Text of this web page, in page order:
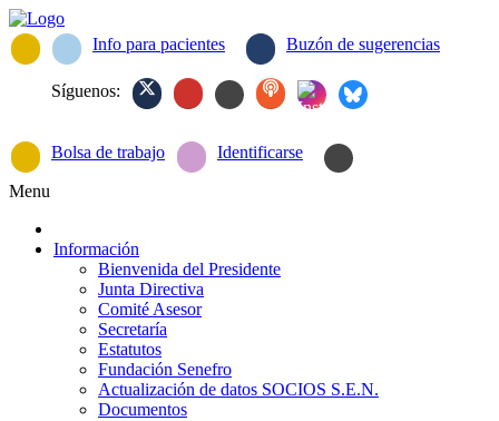
Info para pacientes Buzón de sugerencias
Síguenos:
Bolsa de trabajo Identificarse
Menu
Información
Bienvenida del Presidente
Junta Directiva
Comité Asesor
Secretaría
Estatutos
Fundación Senefro
Actualización de datos SOCIOS S.E.N.
Documentos